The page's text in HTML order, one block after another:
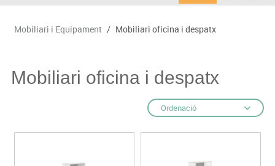
Mobiliari i Equipament / Mobiliari oficina i despatx
Mobiliari oficina i despatx
Ordenació